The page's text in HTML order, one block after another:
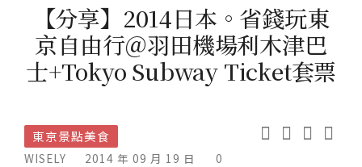
【分享】2014日本。省錢玩東
京自由行＠羽田機場利木津巴
士+Tokyo Subway Ticket套票
東京景點美食
WISELY 2014 年 09 月 19 日 0